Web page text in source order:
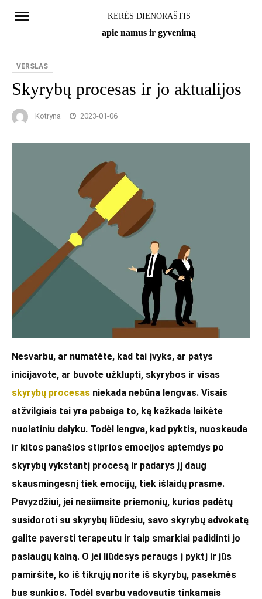
KERĖS DIENORAŠTIS
apie namus ir gyvenimą
VERSLAS
Skyrybų procesas ir jo aktualijos
Kotryna 2023-01-06
Nesvarbu, ar numatėte, kad tai įvyks, ar patys
inicijavote, ar buvote užklupti, skyrybos ir visas
skyrybų procesas niekada nebūna lengvas. Visais
atžvilgiais tai yra pabaiga to, ką kažkada laikėte
nuolatiniu dalyku. Todėl lengva, kad pyktis, nuoskauda
ir kitos panašios stiprios emocijos aptemdys po
skyrybų vykstantį procesą ir padarys jį daug
skausmingesnį tiek emocijų, tiek išlaidų prasme.
Pavyzdžiui, jei nesiimsite priemonių, kurios padėtų
susidoroti su skyrybų liūdesiu, savo skyrybų advokatą
galite paversti terapeutu ir taip smarkiai padidinti jo
paslaugų kainą. O jei liūdesys peraugs į pyktį ir jūs
pamiršite, ko iš tikrųjų norite iš skyrybų, pasekmės
bus sunkios. Todėl svarbu vadovautis tinkamais